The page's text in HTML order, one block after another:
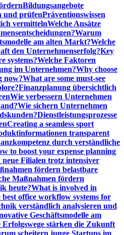
Bildungsangebote
und prüfenPräventionswissen
vermittelnWelche Ansätze
Warum
am alten Markt?Welche
den Unternehmenserfolg?Key
systems?Welche Faktoren
im Unternehmen?Why choose
now?What are some must-see
Finanzplanung übersichtlich
Wie verbessern Unternehmen
Wie sichern Unternehmen
Dienstleistungsprozesse
Creating a seamless sport
transparent
durch verständliche
to boost your expense planning
Filialen trotz intensiver
fördern belastbare
Maßnahmen fördern
heute?What is involved in
best office workflow systems for
verständlich analysieren und
Geschäftsmodelle am
Erfolgswege stärken die Zukunft
scheitern junge Startups im